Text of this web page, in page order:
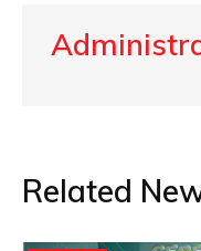
Related